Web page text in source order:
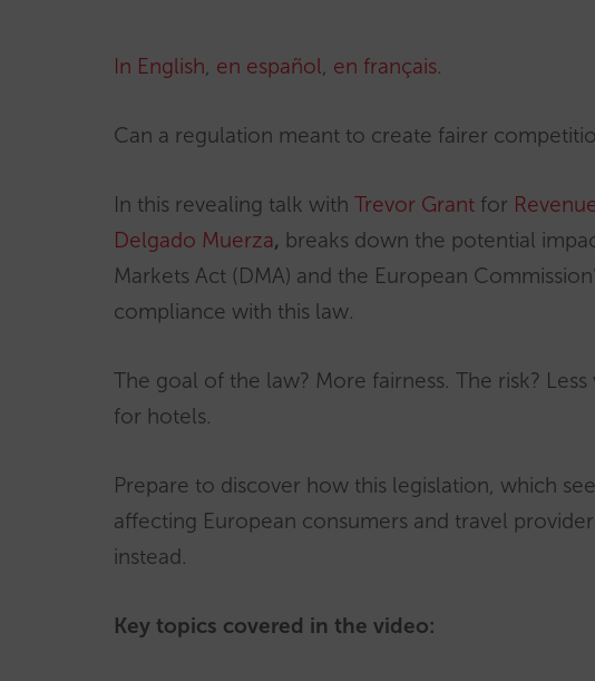
In English, en español, en français.
Can a regulation meant to create fairer
In this revealing talk with Trevor Grant for
Delgado Muerza, breaks down the potential
Markets Act (DMA) and the European
compliance with this law.
The goal of the law? More fairness. The risk?
for hotels.
Prepare to discover how this legislation, which
affecting European consumers and travel
instead.
Key topics covered in the video: